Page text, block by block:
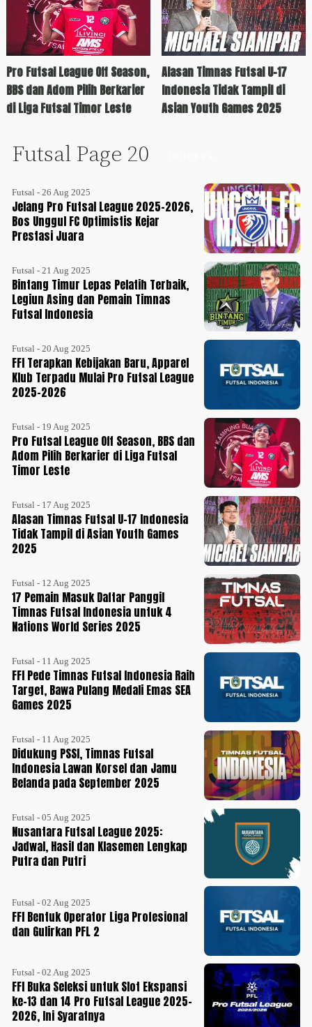
Pro Futsal League Off Season,
BBS dan Adom Pilih Berkarier
di Liga Futsal Timor Leste
Alasan Timnas Futsal U-17
Indonesia Tidak Tampil di
Asian Youth Games 2025
Futsal Page 20
Futsal - 26 Aug 2025
Jelang Pro Futsal League 2025-2026,
Bos Unggul FC Optimistis Kejar
Prestasi Juara
Futsal - 21 Aug 2025
Bintang Timur Lepas Pelatih Terbaik,
Legiun Asing dan Pemain Timnas
Futsal Indonesia
Futsal - 20 Aug 2025
FFI Terapkan Kebijakan Baru, Apparel
Klub Terpadu Mulai Pro Futsal League
2025-2026
Futsal - 19 Aug 2025
Pro Futsal League Off Season, BBS dan
Adom Pilih Berkarier di Liga Futsal
Timor Leste
Futsal - 17 Aug 2025
Alasan Timnas Futsal U-17 Indonesia
Tidak Tampil di Asian Youth Games
2025
Futsal - 12 Aug 2025
17 Pemain Masuk Daftar Panggil
Timnas Futsal Indonesia untuk 4
Nations World Series 2025
Futsal - 11 Aug 2025
FFI Pede Timnas Futsal Indonesia Raih
Target, Bawa Pulang Medali Emas SEA
Games 2025
Futsal - 11 Aug 2025
Didukung PSSI, Timnas Futsal
Indonesia Lawan Korsel dan Jamu
Belanda pada September 2025
Futsal - 05 Aug 2025
Nusantara Futsal League 2025:
Jadwal, Hasil dan Klasemen Lengkap
Putra dan Putri
Futsal - 02 Aug 2025
FFI Bentuk Operator Liga Profesional
dan Gulirkan PFL 2
Futsal - 02 Aug 2025
FFI Buka Seleksi untuk Slot Ekspansi
ke-13 dan 14 Pro Futsal League 2025-
2026, Ini Syaratnya